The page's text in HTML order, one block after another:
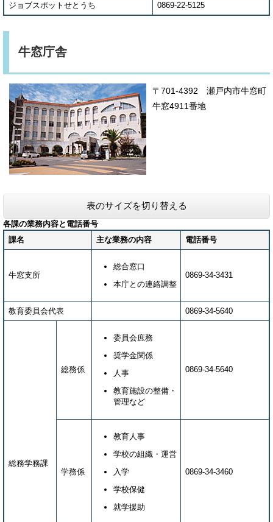
ジョブスポットせとうち 0869-22-5125
牛窓庁舎
〒701-4392 瀬戸内市牛窓町
牛窓4911番地
表のサイズを切り替える
各課の業務内容と電話番号
課名
主な業務の内容 電話番号
牛窓支所
総合窓口
本庁との連絡調整
0869-34-3431
教育委員会代表 0869-34-5640
総務学務課
総務係
委員会庶務
奨学金関係
人事
教育施設の整備・
管理など
0869-34-5640
学務係
教育人事
学校の組織・運営
入学
学校保健
就学援助
0869-34-3460